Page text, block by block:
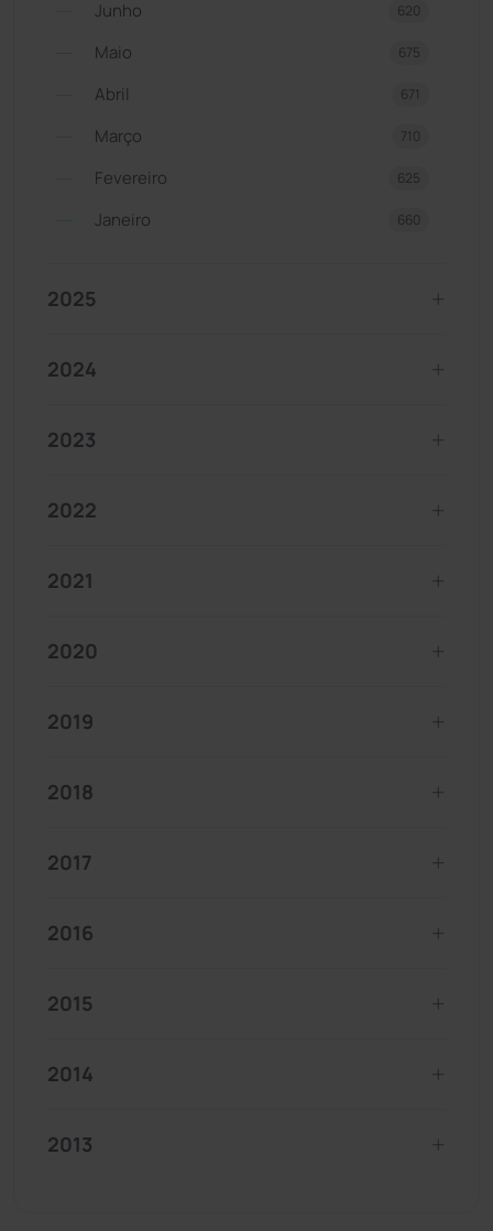
Junho 620
Maio 675
Abril 671
Março 710
Fevereiro 625
Janeiro 660
2025
2024
2023
2022
2021
2020
2019
2018
2017
2016
2015
2014
2013